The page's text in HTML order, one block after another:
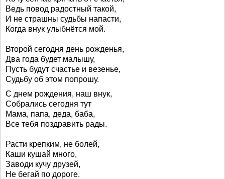
Ведь повод радостный такой,
И не страшны судьбы напасти,
Когда внук улыбнётся мой.
Второй сегодня день рожденья,
Два года будет малышу,
Пусть будут счастье и везенье,
Судьбу об этом попрошу.
С днем рождения, наш внук,
Собрались сегодня тут
Мама, папа, деда, баба,
Все тебя поздравить рады.
Расти крепким, не болей,
Каши кушай много,
Заводи кучу друзей,
Не бегай по дороге.